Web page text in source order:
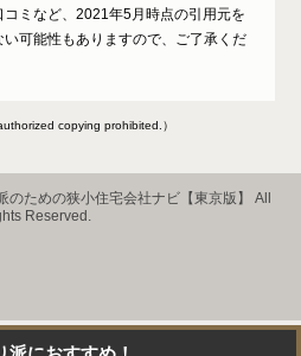
ミなど、2021年5月時点の引用元を
可能性もありますので、ご了承くだ
copying prohibited.）
のための狭小住宅会社ナビ【東京版】
All
Reserved.